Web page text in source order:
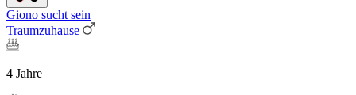
Giono sucht sein
Traumzuhause
4 Jahre